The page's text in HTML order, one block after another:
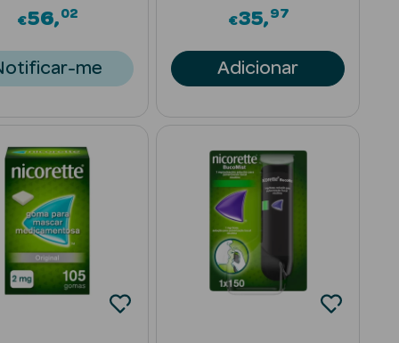
€56 02
me
€35 97
Adicionar